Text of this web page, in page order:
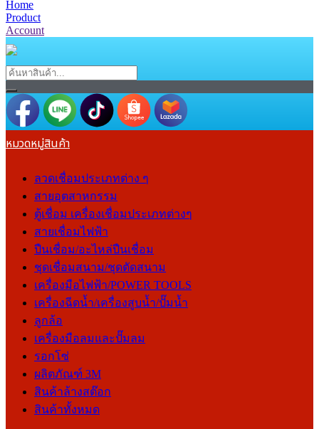
Home
Product
Account
หมวดหมู่สินค้า
ลวดเชื่อมประเภทต่าง ๆ
สายอุตสาหกรรม
ตู้เชื่อม เครื่องเชื่อมประเภทต่างๆ
สายเชื่อมไฟฟ้า
ปืนเชื่อม/อะไหล่ปืนเชื่อม
ชุดเชื่อมสนาม/ชุดตัดสนาม
เครื่องมือไฟฟ้า/POWER TOOLS
เครื่องฉีดน้ำ/เครื่องสูบน้ำ/ปั๊มน้ำ
ลูกล้อ
เครื่องมือลมและปั๊มลม
รอกโซ่
ผลิตภัณฑ์ 3M
สินค้าล้างสต๊อก
สินค้าทั้งหมด